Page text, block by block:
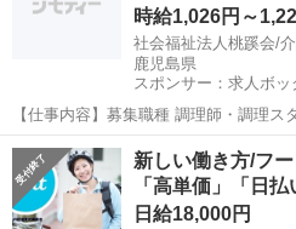
時給1,026円～
鹿児島県
スポンサー：求人ボッ
【仕事内容】募集職種 調理師・調理
事内容 調理 給与・手当 <給与> 時給
1,000円 <手当> 交通費支給:実費(上限
アルバイト・パート
新しい働き方/フ
「高単価」「日
日給18,000円